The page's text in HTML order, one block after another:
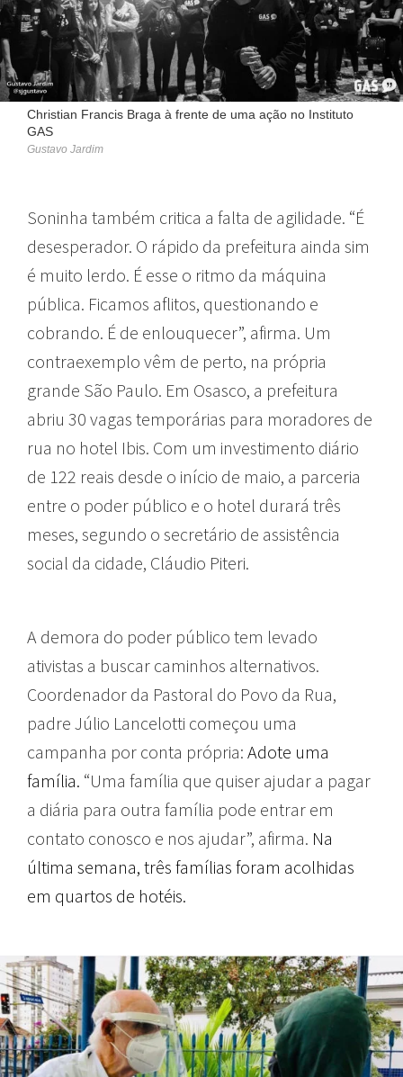
Christian Francis Braga à frente de uma ação no Instituto
GAS
Gustavo Jardim
Soninha também critica a falta de agilidade. “É
desesperador. O rápido da prefeitura ainda sim
é muito lerdo. É esse o ritmo da máquina
pública. Ficamos aflitos, questionando e
cobrando. É de enlouquecer”, afirma. Um
contraexemplo vêm de perto, na própria
grande São Paulo. Em Osasco, a prefeitura
abriu 30 vagas temporárias para moradores de
rua no hotel Ibis. Com um investimento diário
de 122 reais desde o início de maio, a parceria
entre o poder público e o hotel durará três
meses, segundo o secretário de assistência
social da cidade, Cláudio Piteri.
A demora do poder público tem levado
ativistas a buscar caminhos alternativos.
Coordenador da Pastoral do Povo da Rua,
padre Júlio Lancelotti começou uma
campanha por conta própria: Adote uma
família. “Uma família que quiser ajudar a pagar
a diária para outra família pode entrar em
contato conosco e nos ajudar”, afirma. Na
última semana, três famílias foram acolhidas
em quartos de hotéis.